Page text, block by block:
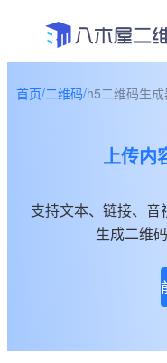
帮助中心
首页/二维码/h5二维码生
上传内
支持文本、链接、
生成二维